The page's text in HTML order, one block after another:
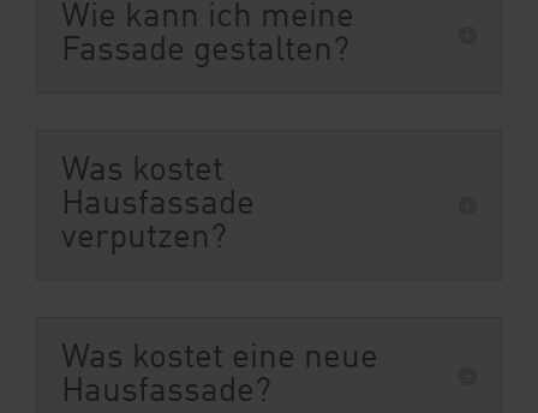
Wie kann ich meine
Fassade gestalten?
Was kostet
Hausfassade
verputzen?
Was kostet eine neue
Hausfassade?